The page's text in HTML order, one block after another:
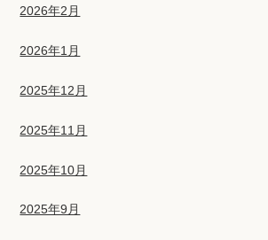
2026年2月
2026年1月
2025年12月
2025年11月
2025年10月
2025年9月